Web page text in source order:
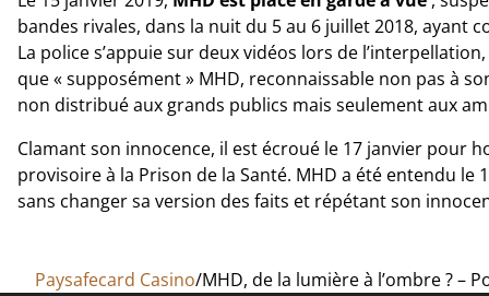
bandes rivales, dans la nuit du 5 au 6 juillet 2018, ayant
La police s’appuie sur deux vidéos lors de
que « supposément » MHD, reconnaissable non pas à
non distribué aux grands publics mais seulement aux
Clamant son innocence, il est écroué le 17 janvier pour
provisoire à la Prison de la Santé. MHD a été entendu
sans changer sa version des faits et répétant son
Paysafecard Casino MHD, de la lumière à l’ombre ? –